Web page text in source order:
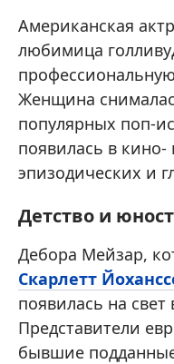
Американская
любимица
Женщина
популярных поп-
появилась в кино-
эпизодических и
Детство и
Дебора Мейзар,
Скарлетт
появилась на
Представители
бывшие